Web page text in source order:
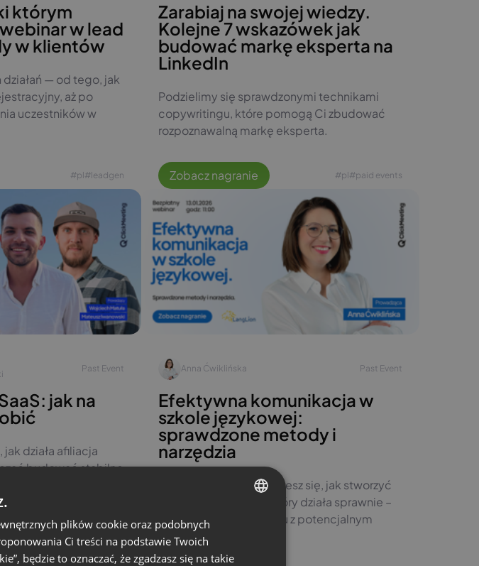
którym
w lead
w klientów
— od tego, jak
aż po
uczestników w
#pl#leadgen
Zarabiaj na swojej wiedzy.
Kolejne 7 wskazówek jak
budować markę eksperta na
LinkedIn
Podzielimy się sprawdzonymi technikami
copywritingu, które pomogą Ci zbudować
rozpoznawalną markę eksperta.
Zobacz nagranie #pl#paid events
Past Event
jak na
działa afiliacja
budować stabilne
Anna Ćwiklińska Past Event
Efektywna komunikacja w
szkole językowej:
sprawdzone metody i
narzędzia
Podczas webinaru dowiesz się, jak stworzyć
system komunikacji, który działa sprawnie –
od pierwszego kontaktu z potencjalnym
kursantem.
ENGLISH
FRENCH
plików cookie oraz podobnych
Ci treści na podstawie Twoich
będzie to oznaczać, że zgadzasz się na takie